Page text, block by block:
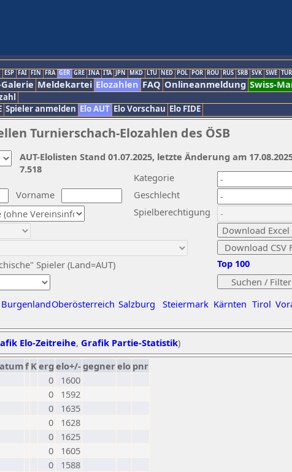
ESP FAI FIN FRA GER GRE INA ITA JPN MKD LTU NED POL POR ROU RUS SRB SVK SWE TUR
Meldekartei Elozahlen FAQ Onlineanmeldung Swiss-
Spieler anmelden Elo AUT Elo Vorschau Elo FIDE
Turnierschach-Elozahlen des ÖSB
Vorname
Kategorie
Geschlecht
Spieler (Land=AUT)
Spielberechtigung
BurgenlandOberösterreich Salzburg Steiermark Kärnten Tirol
Top 100
AUT-Elolisten Stand 01.07.2025, letzte Änderung am
7.518
Elo-Zeitreihe, Grafik Partie-Statistik)
f Kerg elo+/-gegnerelo pnr
0
1600
0
1592
0
1635
0
1628
0
1625
0
1605
0
1588